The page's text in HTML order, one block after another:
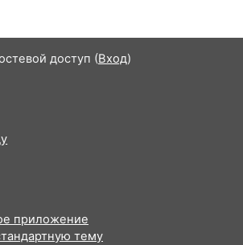
доступ (Вход)
приложение
тему